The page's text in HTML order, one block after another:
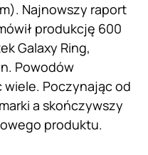
Najnowszy raport
produkcję 600
Galaxy Ring,
Powodów
Poczynając od
a skończywszy
produktu.